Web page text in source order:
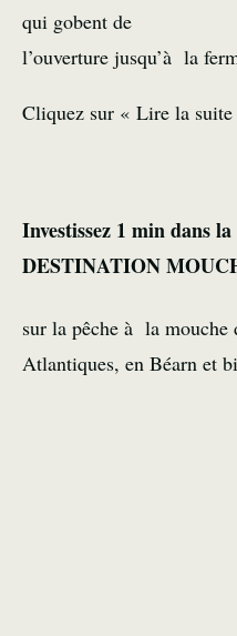
qui gobent de
l’ouverture jusqu’à la
Cliquez sur « Lire la
Investissez 1 min dans
DESTINATION
sur la pêche à la mouche
Atlantiques, en Béarn et